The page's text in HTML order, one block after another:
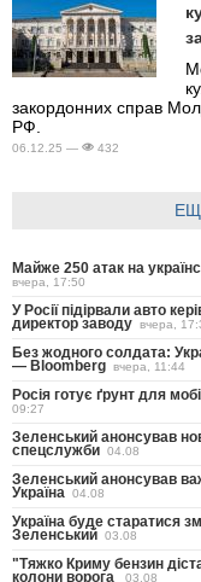
закордонних справ
РФ.
06.12.25 — 432
Майже 250 атак на
вчера, 17:50
У Росії підірвали авто
директор заводу вчера,
Без жодного солдата:
— Bloomberg вчера, 11:44
Росія готує ґрунт для
09:27
Зеленський анонсував
спецслужби 04.08
Зеленський анонсував
Україна 04.08
Україна буде старатися
Зеленський 03.08
"Тяжко Криму бензин
колони ворога 03.08